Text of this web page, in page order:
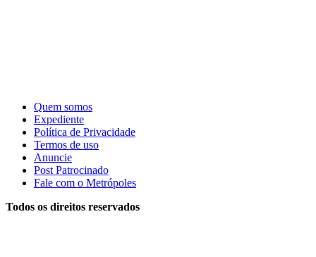
Quem somos
Expediente
Política de Privacidade
Termos de uso
Anuncie
Post Patrocinado
Fale com o Metrópoles
Todos os direitos reservados